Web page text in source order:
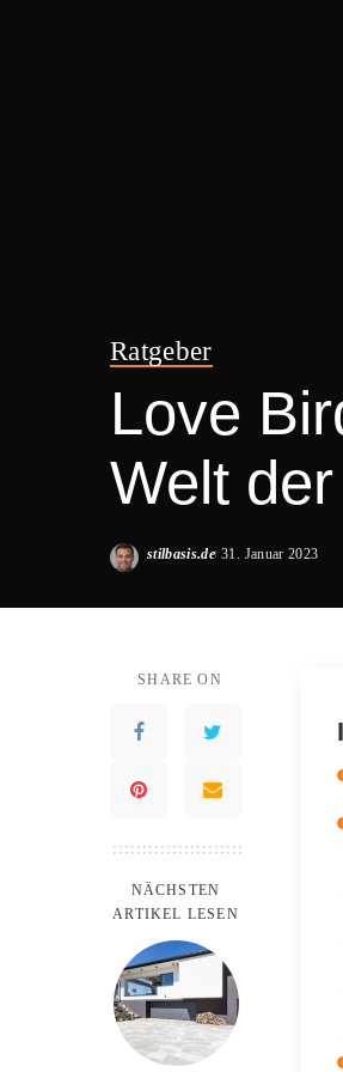
Ratgeber
Love
Welt
Posted
stilbasis.de 31. Januar 2023
SHARE ON
NÄCHSTEN
ARTIKEL LESEN